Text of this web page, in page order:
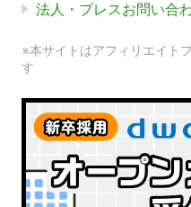
法人・プレスお問い合
※本サイトはアフィリエイト
す